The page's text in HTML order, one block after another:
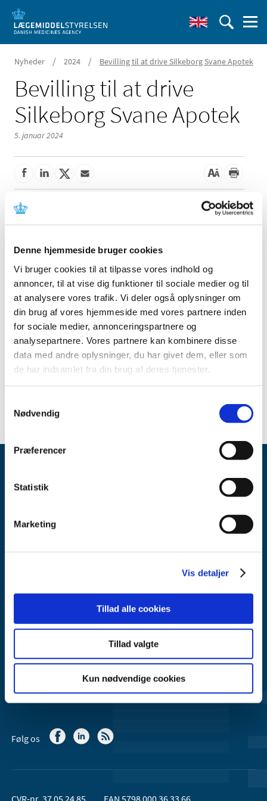
Denne hjemmeside bruger cookies
Vi bruger cookies til at tilpasse vores indhold og
annoncer, til at vise dig funktioner til sociale medier og til
at analysere vores trafik. Vi deler også oplysninger om
din brug af vores hjemmeside med vores partnere inden
for sociale medier, annonceringspartnere og
analysepartnere. Vores partnere kan kombinere disse
data med andre oplysninger, du har givet dem, eller som
de har indsamlet fra din brug af deres tjenester.
Nødvendig
Præferencer
Statistik
Marketing
Vis detaljer
Tillad alle cookies
Tillad valgte
Kun nødvendige cookies
Nyheder / 2024 / Bevilling til at drive Silkeborg Svane Apotek
Bevilling til at drive
Silkeborg Svane Apotek
5. januar 2024
Lægemiddelstyrelsen har den 12. december 2023
meddelt, at Sara Vestergaard Rasmussen får bevilling til
Der har været 2 ansøger til bevillingen.
Bevillingen har været opslået ledig efter Lov om
apoteksvirksomhed §15, stk. 1 og stk. 2.
Emner
Apotekerbevillinger
Axel Heides Gade 1
Lægemiddelstyrelsen er en del af
Sundheds- og Kirkeministeriet.
Kontakt Lægemiddelstyrelsen
44 88 95 95 (kl. 9 - 15)
Følg os